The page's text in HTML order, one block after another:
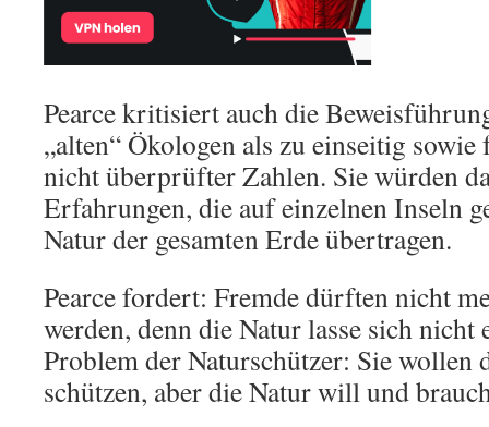
Pearce kritisiert auch die
„alten“ Ökologen als zu einseitig
nicht überprüfter Zahlen. Sie würden
Erfahrungen, die auf einzelnen Inseln
Natur der gesamten Erde übertragen.
Pearce fordert: Fremde dürften nicht
werden, denn die Natur lasse sich
Problem der Naturschützer: Sie wollen
schützen, aber die Natur will und